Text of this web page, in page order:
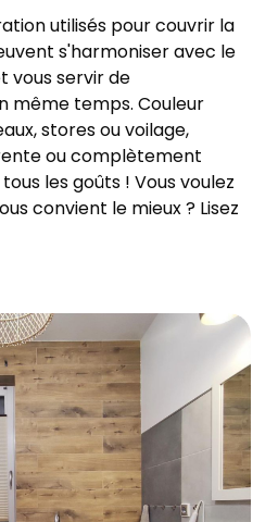
utilisés pour couvrir la
s'harmoniser avec le
vous servir de
même temps. Couleur
stores ou voilage,
ou complètement
les goûts ! Vous voulez
convient le mieux ? Lisez